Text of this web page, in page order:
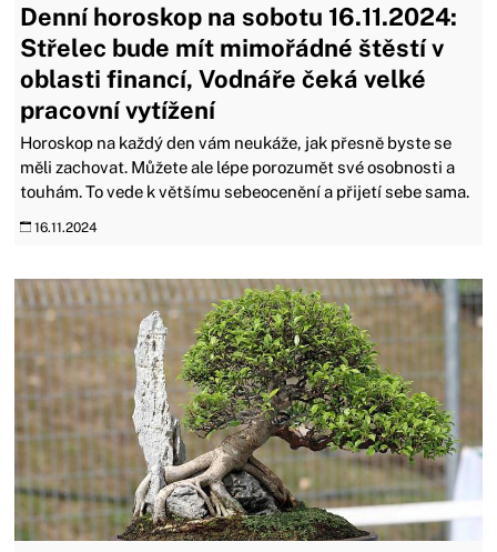
Denní horoskop na sobotu 16.11.2024:
Střelec bude mít mimořádné štěstí v
oblasti financí, Vodnáře čeká velké
pracovní vytížení
Horoskop na každý den vám neukáže, jak přesně byste se
měli zachovat. Můžete ale lépe porozumět své osobnosti a
touhám. To vede k většímu sebeocenění a přijetí sebe sama.
16.11.2024